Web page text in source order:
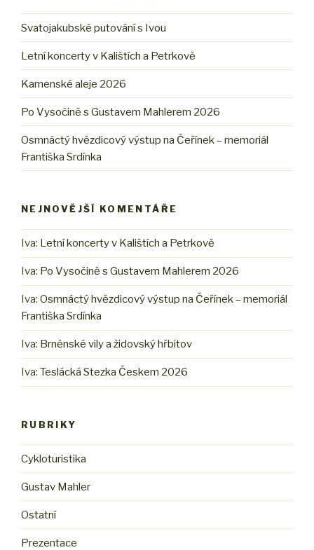
Svatojakubské putování s Ivou
Letní koncerty v Kalištích a Petrkově
Kamenské aleje 2026
Po Vysočině s Gustavem Mahlerem 2026
Osmnáctý hvězdicový výstup na Čeřínek – memoriál
Františka Srdínka
NEJNOVĚJŠÍ KOMENTÁŘE
Iva: Letní koncerty v Kalištích a Petrkově
Iva: Po Vysočině s Gustavem Mahlerem 2026
Iva: Osmnáctý hvězdicový výstup na Čeřínek – memoriál
Františka Srdínka
Iva: Brněnské vily a židovský hřbitov
Iva: Teslácká Stezka Českem 2026
RUBRIKY
Cykloturistika
Gustav Mahler
Ostatní
Prezentace